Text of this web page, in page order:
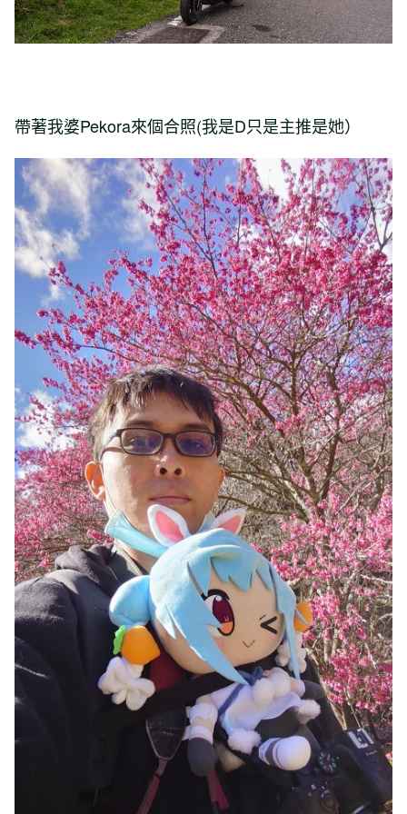
帶著我婆Pekora來個合照(我是D只是主推是她）